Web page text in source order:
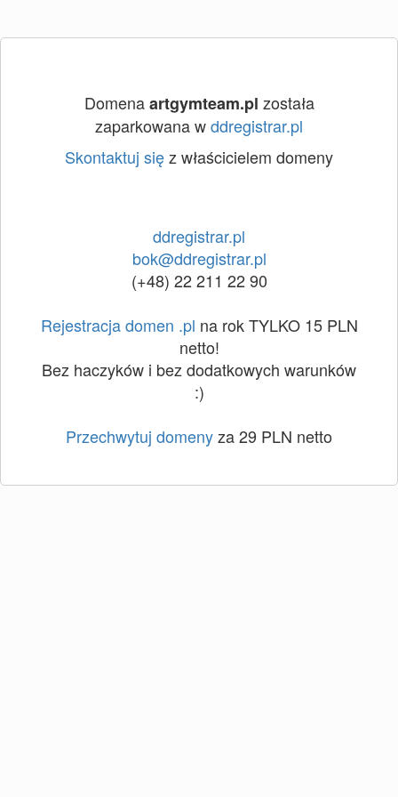
Domenaartgymteam.pl została
zaparkowana wddregistrar.pl
Skontaktuj sięz właścicielem domeny
ddregistrar.pl
bok@ddregistrar.pl
(+48) 22 211 22 90
Rejestracja domen .pl na rok TYLKO 15 PLN
netto!
Bez haczyków i bez dodatkowych warunków
:)
Przechwytuj domenyza 29 PLN netto